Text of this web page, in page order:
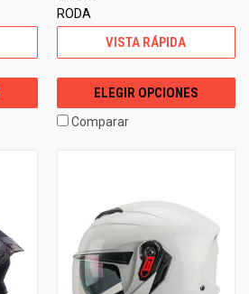
RODA
VISTA RÁPIDA
ELEGIR OPCIONES
Comparar